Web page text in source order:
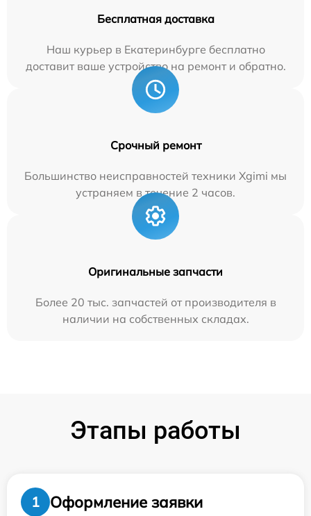
Бесплатная доставка
Наш курьер в Екатеринбурге бесплатно
доставит ваше устройство на ремонт и обратно.
Срочный ремонт
Большинство неисправностей техники Xgimi мы
устраняем в течение 2 часов.
Оригинальные запчасти
Более 20 тыс. запчастей от производителя в
наличии на собственных складах.
Этапы работы
1
Оформление заявки